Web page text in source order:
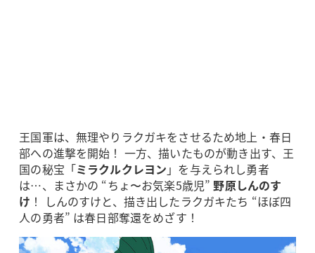
王国軍は、無理やりラクガキをさせるため地上・春日
部への進撃を開始！ 一方、描いたものが動き出す、王
国の秘宝「ミラクルクレヨン 」を与えられし勇者
は…、まさかの “ちょ〜お気楽5歳児”野原しんのす
け ！ しんのすけと、描き出したラクガキたち “ほぼ四
人の勇者” は春日部奪還をめざす！